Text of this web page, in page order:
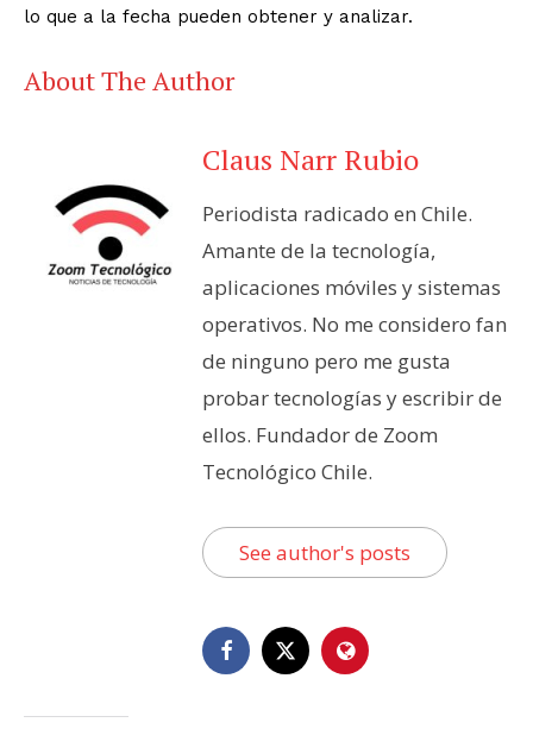
lo que a la fecha pueden obtener y analizar.
About The Author
Claus Narr Rubio
Periodista radicado en Chile.
Amante de la tecnología,
aplicaciones móviles y sistemas
operativos. No me considero fan
de ninguno pero me gusta
probar tecnologías y escribir de
ellos. Fundador de Zoom
Tecnológico Chile.
See author's posts